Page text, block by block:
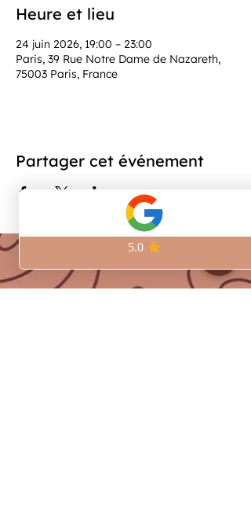
Heure et lieu
24 juin 2026, 19:00 – 23:00
Paris, 39 Rue Notre Dame de Nazareth,
75003 Paris, France
Partager cet événement